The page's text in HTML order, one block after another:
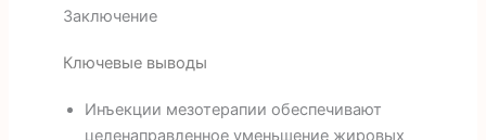
Заключение
Ключевые выводы
Инъекции мезотерапии обеспечивают
целенаправленное уменьшение жировых